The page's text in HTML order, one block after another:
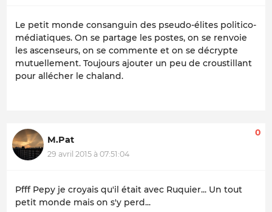
Le petit monde consanguin des pseudo-élites politico-
médiatiques. On se partage les postes, on se renvoie
les ascenseurs, on se commente et on se décrypte
mutuellement. Toujours ajouter un peu de croustillant
pour allécher le chaland.
M.Pat
29 avril 2015 à 07:51:04
0
Pfff Pepy je croyais qu'il était avec Ruquier... Un tout
petit monde mais on s'y perd...